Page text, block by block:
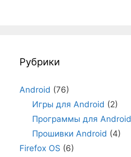
Рубрики
Android (76)
Игры для Android (2)
Программы для Android
Прошивки Android (4)
Firefox OS (6)